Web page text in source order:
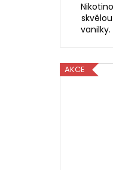
vanilky.
AKCE